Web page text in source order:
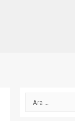
Arama: